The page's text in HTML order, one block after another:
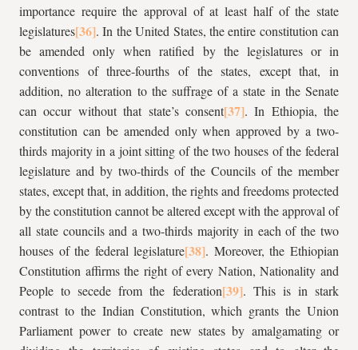
importance require the approval of at least half of the state
legislatures
. In the United States, the entire constitution can
be amended only when ratified by the legislatures or in
conventions of three-fourths of the states, except that, in
addition, no alteration to the suffrage of a state in the Senate
can occur without that state’s consent
. In Ethiopia, the
constitution can be amended only when approved by a two-
thirds majority in a joint sitting of the two houses of the federal
legislature and by two-thirds of the Councils of the member
states, except that, in addition, the rights and freedoms protected
by the constitution cannot be altered except with the approval of
all state councils and a two-thirds majority in each of the two
houses of the federal legislature
. Moreover, the Ethiopian
Constitution affirms the right of every Nation, Nationality and
People to secede from the federation
. This is in stark
contrast to the Indian Constitution, which grants the Union
Parliament power to create new states by amalgamating or